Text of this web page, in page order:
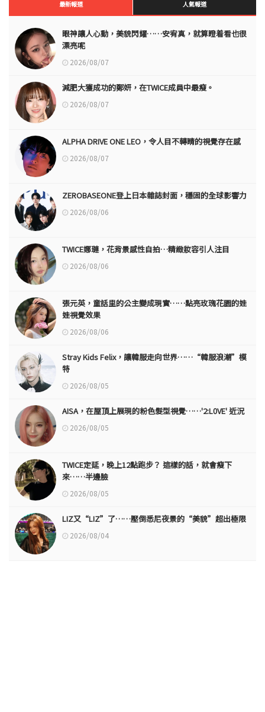
最新報道 人氣報道
眼神讓人心動，美貌閃耀……安宥真，就算瞪着看也很
漂亮呢
2026/08/07
減肥大獲成功的鄭妍，在TWICE成員中最瘦。
2026/08/07
ALPHA DRIVE ONE LEO，令人目不轉睛的視覺存在感
2026/08/07
ZEROBASEONE登上日本雜誌封面，穩固的全球影響力
2026/08/06
TWICE娜璉，花背景感性自拍…精緻妝容引人注目
2026/08/06
張元英，童話里的公主變成現實……點亮玫瑰花園的娃
娃視覺效果
2026/08/06
Stray Kids Felix，讓韓服走向世界……“韓服浪潮”模
特
2026/08/05
AISA，在屋頂上展現的粉色髮型視覺……'2:L0VE' 近況
2026/08/05
TWICE定延，晚上12點跑步？ 這樣的話，就會瘦下
來……半邊臉
2026/08/05
LIZ又“LIZ”了……壓倒悉尼夜景的“美貌”超出極限
2026/08/04